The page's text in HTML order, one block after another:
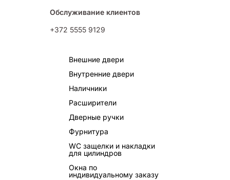
Обслуживание клиентов
+372 5555 9129
Внешние двери
Внутренние двери
Наличники
Расширители
Дверные ручки
Фурнитура
WC защелки и накладки
для цилиндров
Окна по
индивидуальному заказу